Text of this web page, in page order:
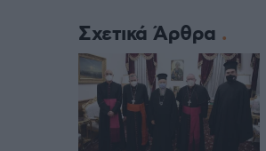
Σχετικά Άρθρα